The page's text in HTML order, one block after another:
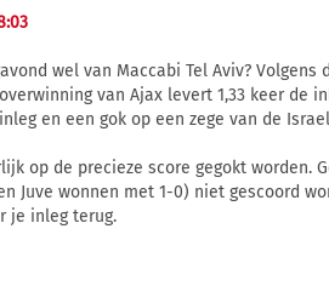
wel van Maccabi Tel Aviv?
van Ajax levert 1,33 keer de
en een gok op een zege van de
op de precieze score gegokt worden.
Juve wonnen met 1-0) niet gescoord
je inleg terug.